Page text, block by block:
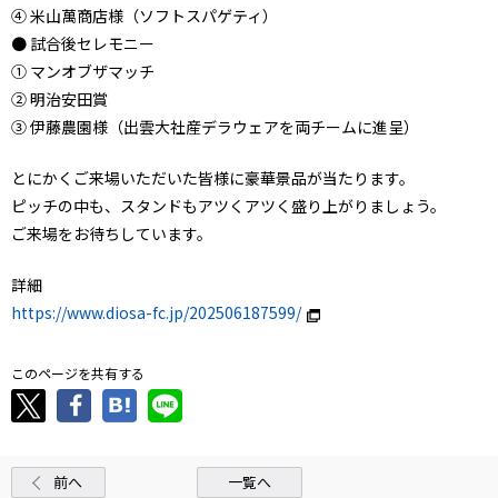
④ 米山萬商店様（ソフトスパゲティ）
● 試合後セレモニー
① マンオブザマッチ
② 明治安田賞
③ 伊藤農園様（出雲大社産デラウェアを両チームに進呈）
とにかくご来場いただいた皆様に豪華景品が当たります。
ピッチの中も、スタンドもアツくアツく盛り上がりましょう。
ご来場をお待ちしています。
詳細
https://www.diosa-fc.jp/202506187599/
このページを共有する
前へ 一覧へ